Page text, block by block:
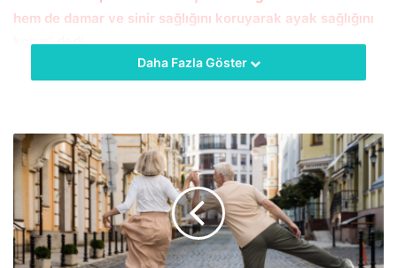
hem de damar ve sinir sağlığını koruyarak ayak sağlığını
korur” dedi.
Daha Fazla Göster